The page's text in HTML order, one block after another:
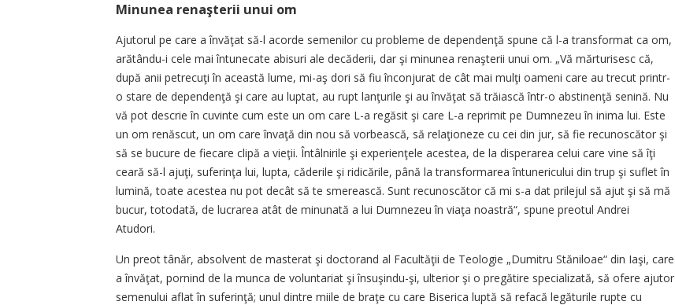
Minunea renaşterii unui om
Ajutorul pe care a învăţat să-l acorde semenilor cu probleme de dependenţă spune că l-a transformat ca om,
arătându-i cele mai întunecate abisuri ale decăderii, dar şi minunea renaşterii unui om. „Vă mărturisesc că,
după anii petrecuţi în această lume, mi-aş dori să fiu înconjurat de cât mai mulţi oameni care au trecut printr-
o stare de dependenţă şi care au luptat, au rupt lanţurile şi au învăţat să trăiască într-o abstinenţă senină. Nu
vă pot descrie în cuvinte cum este un om care L-a regăsit şi care L-a reprimit pe Dumnezeu în inima lui. Este
un om renăscut, un om care învaţă din nou să vorbească, să relaţioneze cu cei din jur, să fie recunoscător şi
să se bucure de fiecare clipă a vieţii. Întâlnirile şi experienţele acestea, de la disperarea celui care vine să îţi
ceară să-l ajuţi, suferinţa lui, lupta, căderile şi ridicările, până la transformarea întunericului din trup şi suflet în
lumină, toate acestea nu pot decât să te smerească. Sunt recunoscător că mi s-a dat prilejul să ajut şi să mă
bucur, totodată, de lucrarea atât de minunată a lui Dumnezeu în viaţa noastră“, spune preotul Andrei
Atudori.
Un preot tânăr, absolvent de masterat şi doctorand al Facultăţii de Teologie „Dumitru Stăniloae“ din Iaşi, care
a învăţat, pornind de la munca de voluntariat şi însuşindu-şi, ulterior şi o pregătire specializată, să ofere ajutor
semenului aflat în suferinţă; unul dintre miile de braţe cu care Biserica luptă să refacă legăturile rupte cu